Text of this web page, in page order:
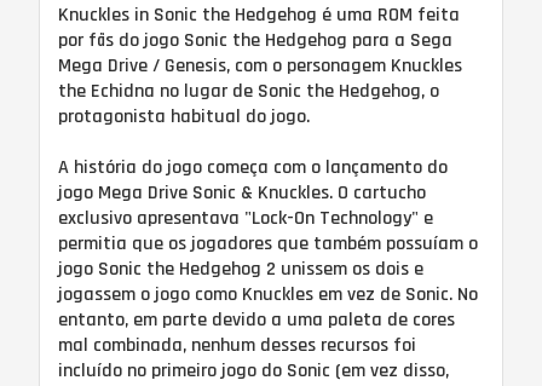
Knuckles in Sonic the Hedgehog é uma ROM feita
por fãs do jogo Sonic the Hedgehog para a Sega
Mega Drive / Genesis, com o personagem Knuckles
the Echidna no lugar de Sonic the Hedgehog, o
protagonista habitual do jogo.
A história do jogo começa com o lançamento do
jogo Mega Drive Sonic & Knuckles. O cartucho
exclusivo apresentava "Lock-On Technology" e
permitia que os jogadores que também possuíam o
jogo Sonic the Hedgehog 2 unissem os dois e
jogassem o jogo como Knuckles em vez de Sonic. No
entanto, em parte devido a uma paleta de cores
mal combinada, nenhum desses recursos foi
incluído no primeiro jogo do Sonic (em vez disso,